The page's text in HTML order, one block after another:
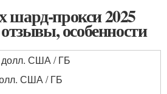
шард-прокси 2025
особенности
долл. США / ГБ
США / ГБ